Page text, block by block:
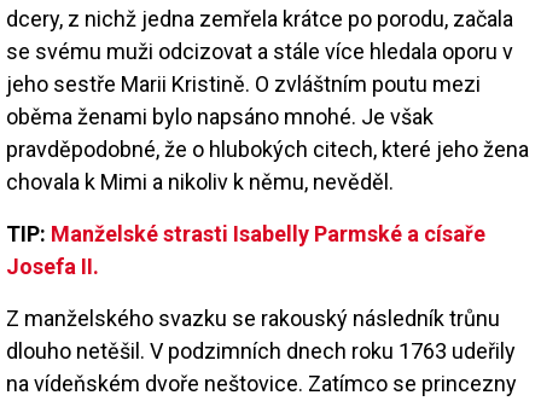
dcery, z nichž jedna zemřela krátce po porodu, začala
se svému muži odcizovat a stále více hledala oporu v
jeho sestře Marii Kristině. O zvláštním poutu mezi
oběma ženami bylo napsáno mnohé. Je však
pravděpodobné, že o hlubokých citech, které jeho žena
chovala k Mimi a nikoliv k němu, nevěděl.
TIP: Manželské strasti Isabelly Parmské a císaře
Josefa II.
Z manželského svazku se rakouský následník trůnu
dlouho netěšil. V podzimních dnech roku 1763 udeřily
na vídeňském dvoře neštovice. Zatímco se princezny